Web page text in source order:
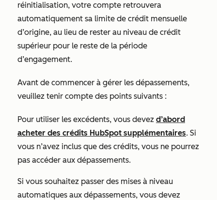
réinitialisation, votre compte retrouvera
automatiquement sa limite de crédit mensuelle
d’origine, au lieu de rester au niveau de crédit
supérieur pour le reste de la période
d’engagement.
Avant de commencer à gérer les dépassements,
veuillez tenir compte des points suivants :
Pour utiliser les excédents, vous devez d’abord
acheter des crédits HubSpot supplémentaires. Si
vous n’avez inclus que des crédits, vous ne pourrez
pas accéder aux dépassements.
Si vous souhaitez passer des mises à niveau
automatiques aux dépassements, vous devez